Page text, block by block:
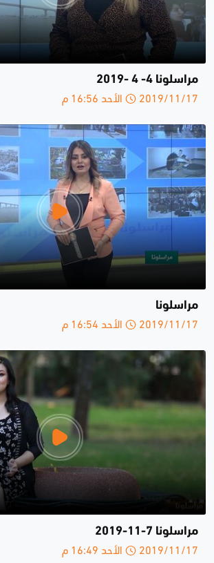
مراسلونا 4- 4 -2019
2019/11/17 الأحد 16:56 م
مراسلونا
2019/11/17 الأحد 16:54 م
مراسلونا 7-11-2019
2019/11/17 الأحد 16:49 م